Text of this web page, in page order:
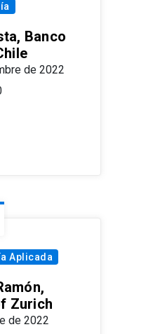
Banco
de 2022
Aplicada
Zurich
de 2022